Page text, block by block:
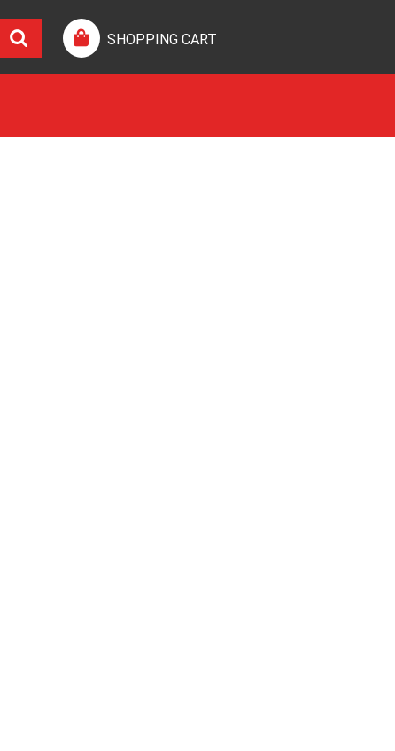
SHOPPING CART